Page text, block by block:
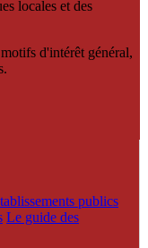
locales et des
d'intérêt général,
publics
Le guide des